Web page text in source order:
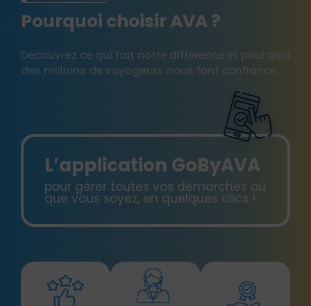
Pourquoi choisir AVA ?
Découvrez ce qui fait notre différence et pourquoi
des millions de voyageurs nous font confiance.
L’application GoByAVA
pour gérer toutes vos démarches où
que vous soyez, en quelques clics !